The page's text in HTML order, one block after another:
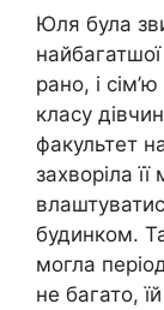
Юля була
найбагатшої
рано, і
класу
факультет
захворіла
будинком.
могла
не багато,